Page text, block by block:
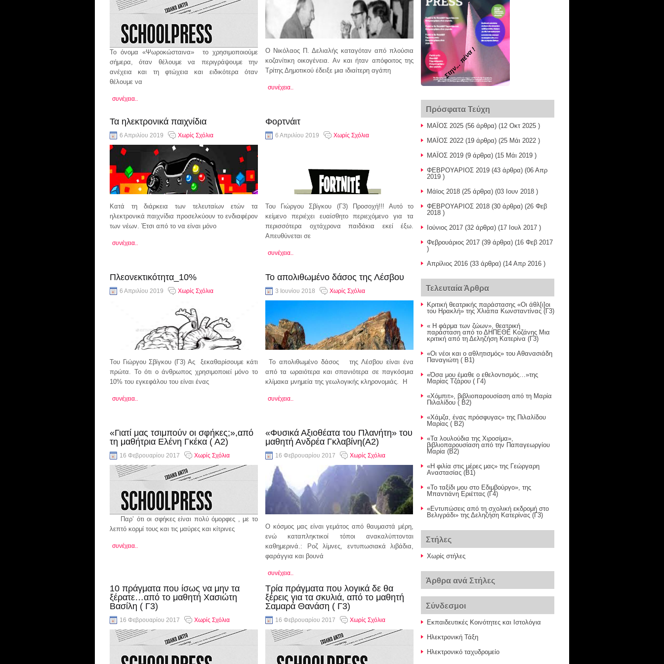
ΔΙΑΤΡΟΦΗ-ΥΓΕΙΑ
ΠΡΟΓΡΑΜΜΑΤΑ
ΜΥΘΙΣΤΟΡΗΜΑΤΑ
ΠΟΛΙΤΙΣΜΟΣ
ΑΘΛΗΤΙΚΑ
Το όνομα «Ψωροκώσταινα» το χρησιμοποιούμε
σήμερα, όταν θέλουμε να περιγράψουμε την
ανέχεια και τη φτώχεια και ειδικότερα όταν
θέλουμε να
συνέχεια..
Ο Νικόλαος Π. Δελιαλής καταγόταν από πλούσια
κοζανίτικη οικογένεια. Αν και ήταν απόφοιτος της
Τρίτης Δημοτικού έδειξε μια ιδιαίτερη αγάπη
συνέχεια..
Τα ηλεκτρονικά παιχνίδια
6 Απριλίου 2019 Χωρίς Σχόλια
Κατά τη διάρκεια των τελευταίων ετών τα
ηλεκτρονικά παιχνίδια προσελκύουν το ενδιαφέρον
των νέων. Έτσι από το να είναι μόνο
συνέχεια..
Φορτνάιτ
6 Απριλίου 2019 Χωρίς Σχόλια
Του Γιώργου Σβίγκου (Γ3) Προσοχή!!! Αυτό το
κείμενο περιέχει ευαίσθητο περιεχόμενο για τα
περισσότερα οχτάχρονα παιδάκια εκεί έξω.
Απευθύνεται σε
συνέχεια..
Πλεονεκτικότητα_10%
6 Απριλίου 2019 Χωρίς Σχόλια
Του Γιώργου Σβίγκου (Γ3) Ας ξεκαθαρίσουμε κάτι
πρώτα. Το ότι ο άνθρωπος χρησιμοποιεί μόνο το
10% του εγκεφάλου του είναι ένας
συνέχεια..
To απολιθωμένο δάσος της Λέσβου
3 Ιουνίου 2018 Χωρίς Σχόλια
Το απολιθωμένο δάσος της Λέσβου είναι ένα
από τα ωραιότερα και σπανιότερα σε παγκόσμια
κλίμακα μνημεία της γεωλογικής κληρονομιάς. Η
συνέχεια..
«Γιατί μας τσιμπούν οι σφήκες;»,από
τη μαθήτρια Ελένη Γκέκα ( Α2)
16 Φεβρουαρίου 2017 Χωρίς Σχόλια
Παρ’ ότι οι σφήκες είναι πολύ όμορφες , με το
λεπτό κορμί τους και τις μαύρες και κίτρινες
συνέχεια..
«Φυσικά Αξιοθέατα του Πλανήτη» του
μαθητή Ανδρέα Γκλαβίνη(Α2)
16 Φεβρουαρίου 2017 Χωρίς Σχόλια
Ο κόσμος μας είναι γεμάτος από θαυμαστά μέρη,
ενώ καταπληκτικοί τόποι ανακαλύπτονται
καθημερινά.: Ροζ λίμνες, εντυπωσιακά λιβάδια,
φαράγγια και βουνά
συνέχεια..
10 πράγματα που ίσως να μην τα
ξέρατε…από το μαθητή Χασιώτη
Βασίλη ( Γ3)
16 Φεβρουαρίου 2017 Χωρίς Σχόλια
Τρία πράγματα που λογικά δε θα
ξέρεις για τα σκυλιά, από το μαθητή
Σαμαρά Θανάση ( Γ3)
16 Φεβρουαρίου 2017 Χωρίς Σχόλια
Στην... πένα !
Πρόσφατα Τεύχη
ΜΑΪΟΣ 2025 (56 άρθρα) (12 Οκτ 2025 )
ΜΑΪΟΣ 2022 (19 άρθρα) (25 Μάι 2022 )
ΜΑΪΟΣ 2019 (9 άρθρα) (15 Μάι 2019 )
ΦΕΒΡΟΥΑΡΙΟΣ 2019 (43 άρθρα) (06 Απρ
2019 )
Μάϊος 2018 (25 άρθρα) (03 Ιουν 2018 )
ΦΕΒΡΟΥΑΡΙΟΣ 2018 (30 άρθρα) (26 Φεβ
2018 )
Ιούνιος 2017 (32 άρθρα) (17 Ιουλ 2017 )
Φεβρουάριος 2017 (39 άρθρα) (16 Φεβ 2017
)
Απρίλιος 2016 (33 άρθρα) (14 Απρ 2016 )
Τελευταία Άρθρα
Κριτική θεατρικής παράστασης «Οι άθλ[ι]οι
του Ηρακλή» της Χλιάπα Κωνσταντίνας (Γ3)
« Η φάρμα των ζώων», θεατρική
παράσταση από το ΔΗΠΕΘΕ Κοζάνης Μια
κριτική από τη Δεληζήση Κατερίνα (Γ3)
«Οι νέοι και ο αθλητισμός» του Αθανασιάδη
Παναγιώτη ( Β1)
«Όσα μου έμαθε ο εθελοντισμός…»της
Μαρίας Τζάρου ( Γ4)
«Χόμπιτ», βιβλιοπαρουσίαση από τη Μαρία
Πιλαλίδου ( Β2)
«Χάμζα, ένας πρόσφυγας» της Πιλαλίδου
Μαρίας ( Β2)
«Τα λουλούδια της Χιροσίμα»,
βιβλιοπαρουσίαση από την Παπαγεωργίου
Μαρία (Β2)
«Η φιλία στις μέρες μας» της Γεώργαρη
Αναστασίας (Β1)
«Το ταξίδι μου στο Εδιμβούργο», της
Μπαντιάνη Εριέττας (Γ4)
«Εντυπώσεις από τη σχολική εκδρομή στο
Βελιγράδι» της Δεληζήση Κατερίνας (Γ3)
Στήλες
Χωρίς στήλες
Άρθρα ανά Στήλες
Σύνδεσμοι
Εκπαιδευτικές Κοινότητες και Ιστολόγια
Ηλεκτρονική Τάξη
Ηλεκτρονικό ταχυδρομείο